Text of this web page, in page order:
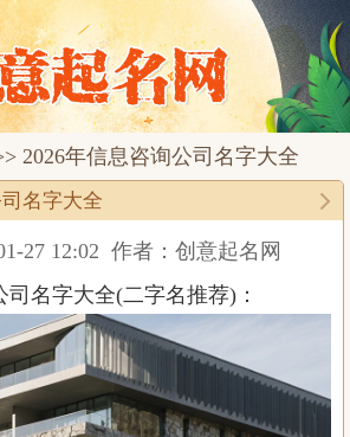
2026年信息咨询公司名字大全
名字大全
27 12:02 作者：创意起名网
司名字大全(二字名推荐)：